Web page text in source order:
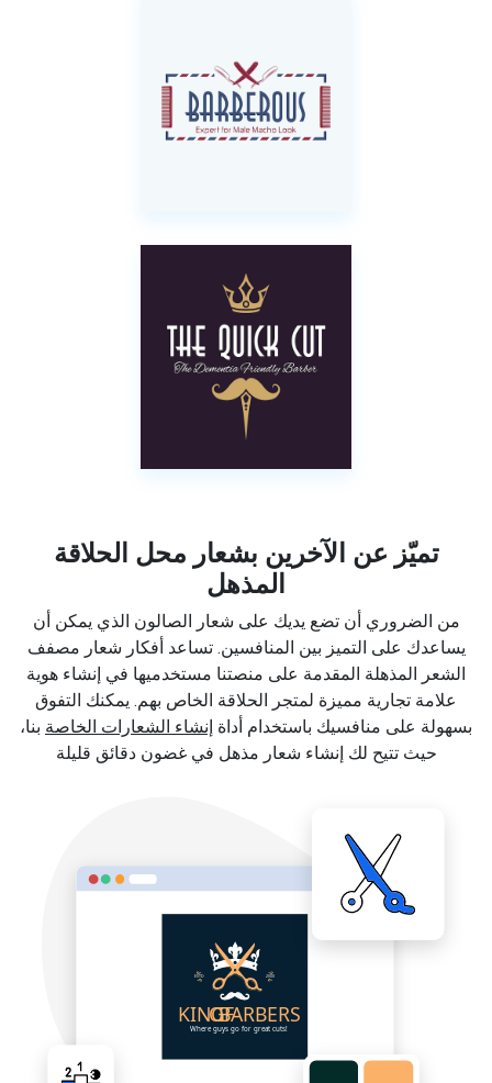
تميّز عن الآخرين بشعار محل الحلاقة
المذهل
من الضروري أن تضع يديك على شعار الصالون الذي يمكن أن
يساعدك على التميز بين المنافسين. تساعد أفكار شعار مصفف
الشعر المذهلة المقدمة على منصتنا مستخدميها في إنشاء هوية
علامة تجارية مميزة لمتجر الحلاقة الخاص بهم. يمكنك التفوق
بسهولة على منافسيك باستخدام أداة إنشاء الشعارات الخاصة بنا،
حيث تتيح لك إنشاء شعار مذهل في غضون دقائق قليلة